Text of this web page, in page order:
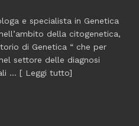
e specialista in Genetica
della citogenetica,
di Genetica “ che per
settore delle diagnosi
... [ Leggi tutto]